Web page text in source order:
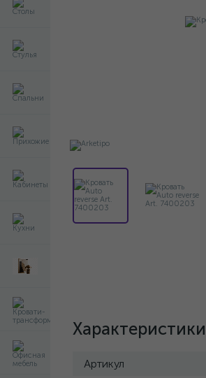
Характеристики
Артикул